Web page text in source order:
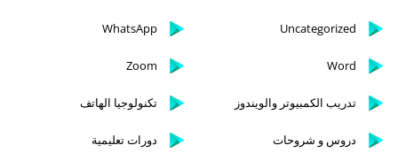
Uncategorized
WhatsApp
Word
Zoom
تدريب الكمبيوتر والويندوز تكنولوجيا الهاتف
دروس و شروحات دورات تعليمية